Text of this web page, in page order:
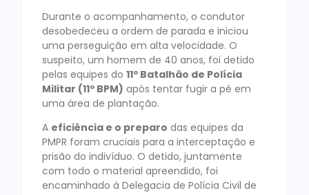
Durante o acompanhamento, o condutor
desobedeceu a ordem de parada e iniciou
uma perseguição em alta velocidade. O
suspeito, um homem de 40 anos, foi detido
pelas equipes do 11º Batalhão de Polícia
Militar (11º BPM) após tentar fugir a pé em
uma área de plantação.
A eficiência e o preparo das equipes da
PMPR foram cruciais para a interceptação e
prisão do indivíduo. O detido, juntamente
com todo o material apreendido, foi
encaminhado à Delegacia de Polícia Civil de